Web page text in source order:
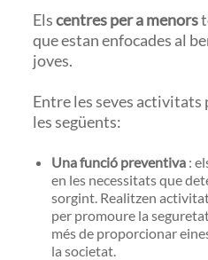
Elscentres per a menors
que estan enfocades al
joves.
Entre les seves
les següents:
Una funció preventiva :
en les necessitats que
sorgint. Realitzen
per promoure la
més de proporcionar
la societat.